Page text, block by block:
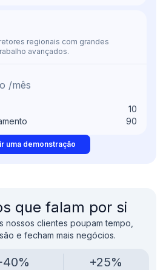
regionais com grandes
avançados.
/mês
10
90
uma demonstração
que falam por si
nossos clientes poupam tempo,
e fecham mais negócios.
+25%